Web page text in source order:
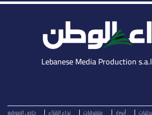
أسرار متفرقات نداء القرّاء خاص الموقع